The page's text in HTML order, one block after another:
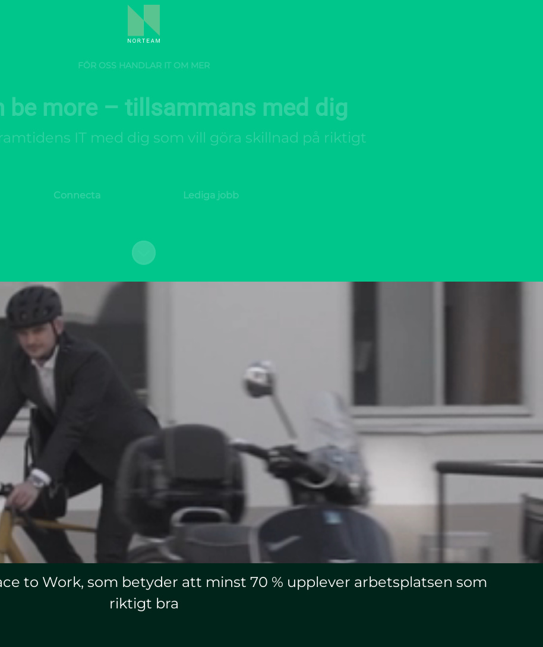
FÖR OSS HANDLAR IT OM MER
be more – tillsammans med dig
IT med dig som vill göra skillnad på riktigt
Connecta Lediga jobb
Skrolla för mer innehåll
särskild specialisering som Solutions Partner för Modern Work
toppbetyg i kundnöjdhet gällande vårt grymma IT-support team!
to Work, som betyder att minst 70 % upplever arbetsplatsen som
riktigt bra